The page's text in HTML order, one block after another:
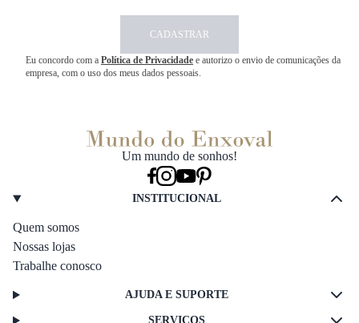
CADASTRAR
Eu concordo com a Política de Privacidade e autorizo o envio de comunicações da
empresa, com o uso dos meus dados pessoais.
Um mundo de sonhos!
INSTITUCIONAL
Quem somos
Nossas lojas
Trabalhe conosco
AJUDA E SUPORTE
SERVIÇOS